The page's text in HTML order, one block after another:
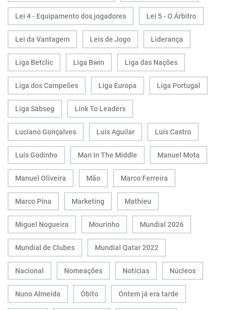
Lei 4 - Equipamento dos jogadores Lei 5 - O Árbitro
Lei da Vantagem Leis de Jogo Liderança
Liga Betclic Liga Bwin Liga das Nações
Liga dos Campeões Liga Europa Liga Portugal
Liga Sabseg Link To Leaders
Luciano Gonçalves Luís Aguilar Luís Castro
Luís Godinho Man In The Middle Manuel Mota
Manuel Oliveira Mão Marco Ferreira
Marco Pina Marketing Mathieu
Miguel Nogueira Mourinho Mundial 2026
Mundial de Clubes Mundial Qatar 2022
Nacional Nomeações Notícias Núcleos
Nuno Almeida Óbito Ontem já era tarde